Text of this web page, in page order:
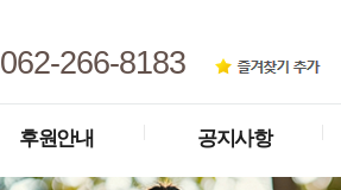
062-266-8183
후원안내 공지사항